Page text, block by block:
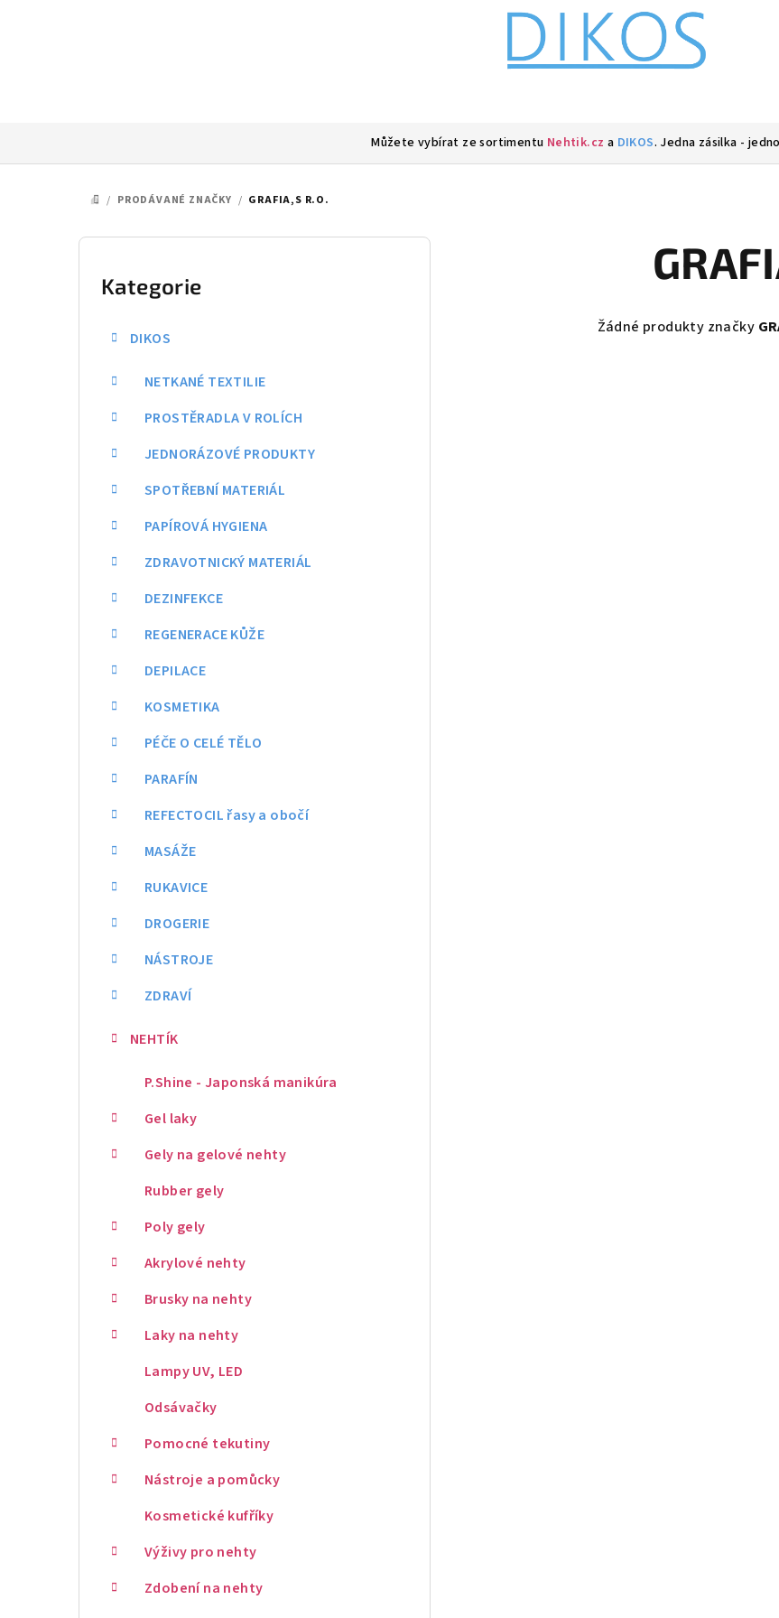
Můžete vybírat ze sortimentu Nehtik.cz a DIKOS. Jedna zásilka -
DOMŮ
/ PRODÁVANÉ ZNAČKY / GRAFIA,S R.O.
P
Přeskočit
kategorie
Kategorie
DIKOS
NETKANÉ TEXTILIE
PROSTĚRADLA V ROLÍCH
JEDNORÁZOVÉ PRODUKTY
SPOTŘEBNÍ MATERIÁL
PAPÍROVÁ HYGIENA
ZDRAVOTNICKÝ MATERIÁL
DEZINFEKCE
REGENERACE KŮŽE
DEPILACE
KOSMETIKA
PÉČE O CELÉ TĚLO
PARAFÍN
REFECTOCIL řasy a obočí
MASÁŽE
RUKAVICE
DROGERIE
NÁSTROJE
ZDRAVÍ
NEHTÍK
P.Shine - Japonská manikúra
Gel laky
Gely na gelové nehty
Rubber gely
Poly gely
Akrylové nehty
Brusky na nehty
Laky na nehty
Lampy UV, LED
Odsávačky
Pomocné tekutiny
Nástroje a pomůcky
Kosmetické kufříky
Výživy pro nehty
Zdobení na nehty
Žádné produkty značky